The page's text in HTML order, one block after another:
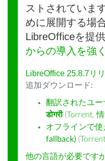
ストされていま
めに展開する場
LibreOfficeを提
からの導入を強
LibreOffice 25.8.7リ
追加ダウンロード:
翻訳されたユ
डोगरी (Torrent,
オフラインで使
fallback) (Torrent
他の言語が必要です